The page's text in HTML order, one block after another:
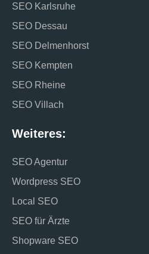
SEO Karlsruhe
SEO Dessau
SEO Delmenhorst
SEO Kempten
SEO Rheine
SEO Villach
Weiteres:
SEO Agentur
Wordpress SEO
Local SEO
SEO für Ärzte
Shopware SEO